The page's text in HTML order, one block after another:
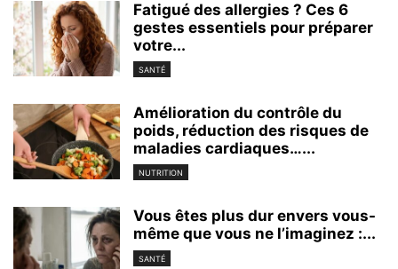
Fatigué des allergies ? Ces 6
gestes essentiels pour préparer
votre...
SANTÉ
Amélioration du contrôle du
poids, réduction des risques de
maladies cardiaques…...
NUTRITION
Vous êtes plus dur envers vous-
même que vous ne l’imaginez :...
SANTÉ